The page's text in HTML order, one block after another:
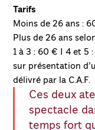
Tarifs
Moins de 26 ans :
Plus de 26 ans
1 à 3 : 60 € I 4 et 5
sur présentation
délivré par la C.A.F.
Ces deux
spectacle
temps fort